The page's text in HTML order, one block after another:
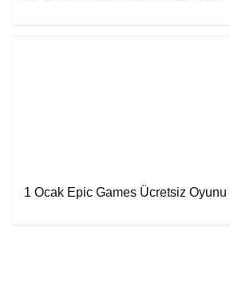
1 Ocak Epic Games Ücretsiz Oyunu